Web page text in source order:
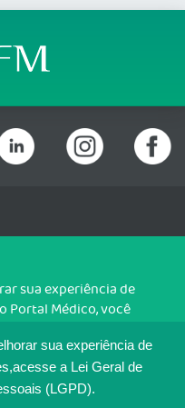
sua experiência de
a Lei Geral de
(LGPD).
DF - CEP: 70200-760 -
sua experiência de
Portal Médico, você
isso é feito, acesse
clique em ACEITO.